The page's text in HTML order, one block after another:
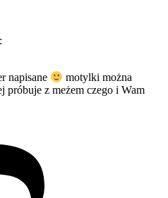
napisane
motylki można
próbuje z meżem czego i Wam